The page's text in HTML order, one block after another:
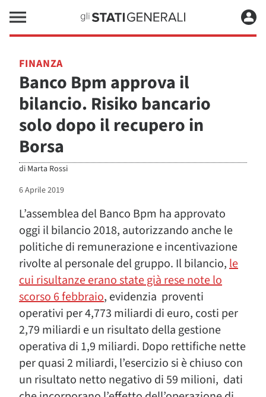
FINANZA
Banco Bpm approva il
bilancio. Risiko bancario
solo dopo il recupero in
Borsa
di Marta Rossi
6 Aprile 2019
L’assemblea del Banco Bpm ha approvato
oggi il bilancio 2018, autorizzando anche le
politiche di remunerazione e incentivazione
rivolte al personale del gruppo. Il bilancio,le
cui risultanze erano state già rese note lo
scorso 6 febbraio, evidenzia proventi
operativi per 4,773 miliardi di euro, costi per
2,79 miliardi e un risultato della gestione
operativa di 1,9 miliardi. Dopo rettifiche nette
per quasi 2 miliardi, l’esercizio si è chiuso con
un risultato netto negativo di 59 milioni, dati